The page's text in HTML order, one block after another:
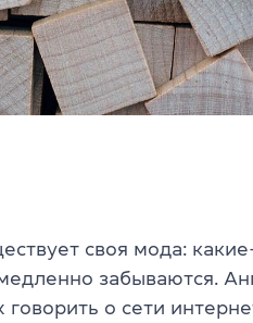
своя мода:
забываются.
о сети